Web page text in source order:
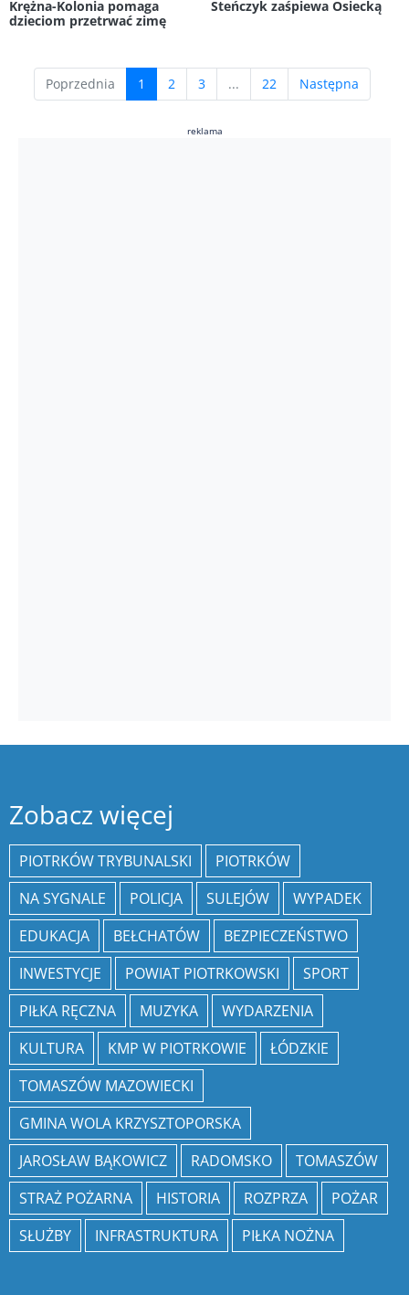
Krężna-Kolonia pomaga
dzieciom przetrwać zimę
Steńczyk zaśpiewa Osiecką
Poprzednia 1 (current)
2 3 ... 22 Następna
reklama
Zobacz więcej
PIOTRKÓW TRYBUNALSKI
PIOTRKÓW
NA SYGNALE
POLICJA SULEJÓW
WYPADEK
EDUKACJA
BEŁCHATÓW
BEZPIECZEŃSTWO
INWESTYCJE
POWIAT PIOTRKOWSKI
SPORT
PIŁKA RĘCZNA
MUZYKA
WYDARZENIA
KULTURA
KMP W PIOTRKOWIE
ŁÓDZKIE
TOMASZÓW MAZOWIECKI
GMINA WOLA KRZYSZTOPORSKA
JAROSŁAW BĄKOWICZ
RADOMSKO
TOMASZÓW
STRAŻ POŻARNA
HISTORIA ROZPRZA
POŻAR
SŁUŻBY
INFRASTRUKTURA PIŁKA NOŻNA